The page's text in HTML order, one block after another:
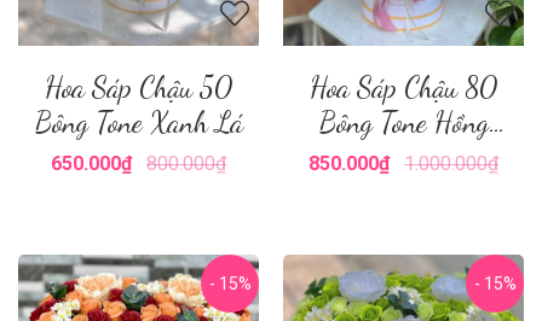
Hoa Sáp Chậu 50
Bông Tone Xanh Lá
650.000₫ 800.000₫
Hoa Sáp Chậu 80
Bông Tone Hồng
Nude
850.000₫ 1.000.000₫
- 15% - 15%